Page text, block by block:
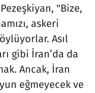
"Bize,
askeri
Asıl
gibi İran’da da
Ancak, İran
eğmeyecek ve